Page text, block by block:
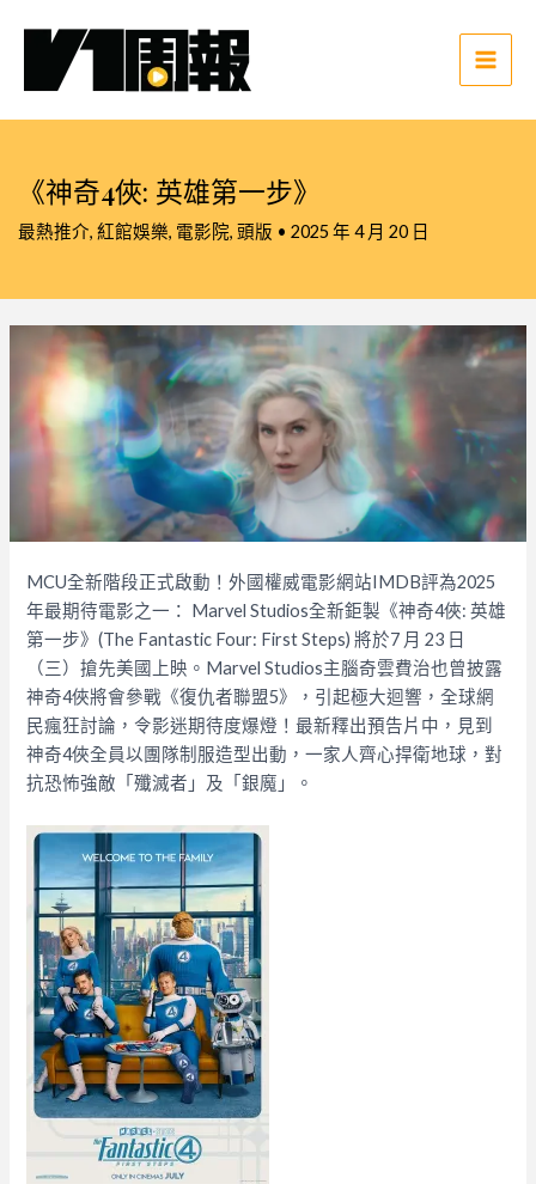
Main
《神奇4俠: 英雄第一步》
最熱推介, 紅館娛樂, 電影院, 頭版 • 2025 年 4 月 20 日
MCU全新階段正式啟動！外國權威電影網站IMDB評為2025
年最期待電影之一： Marvel Studios全新鉅製《神奇4俠: 英雄
第一步》(The Fantastic Four: First Steps) 將於7 月 23 日
（三）搶先美國上映。Marvel Studios主腦奇雲費治也曾披露
神奇4俠將會參戰《復仇者聯盟5》，引起極大迴響，全球網
民瘋狂討論，令影迷期待度爆燈！最新釋出預告片中，見到
神奇4俠全員以團隊制服造型出動，一家人齊心捍衛地球，對
抗恐怖強敵「殲滅者」及「銀魔」。